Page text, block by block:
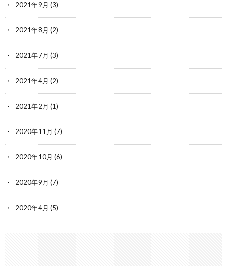
2021年9月 (3)
2021年8月 (2)
2021年7月 (3)
2021年4月 (2)
2021年2月 (1)
2020年11月 (7)
2020年10月 (6)
2020年9月 (7)
2020年4月 (5)